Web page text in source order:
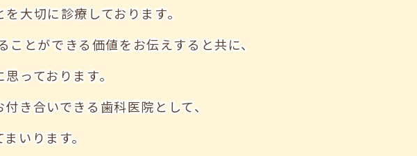
大切に診療しております。
とができる価値をお伝えすると共に、
っております。
き合いできる歯科医院として、
いります。